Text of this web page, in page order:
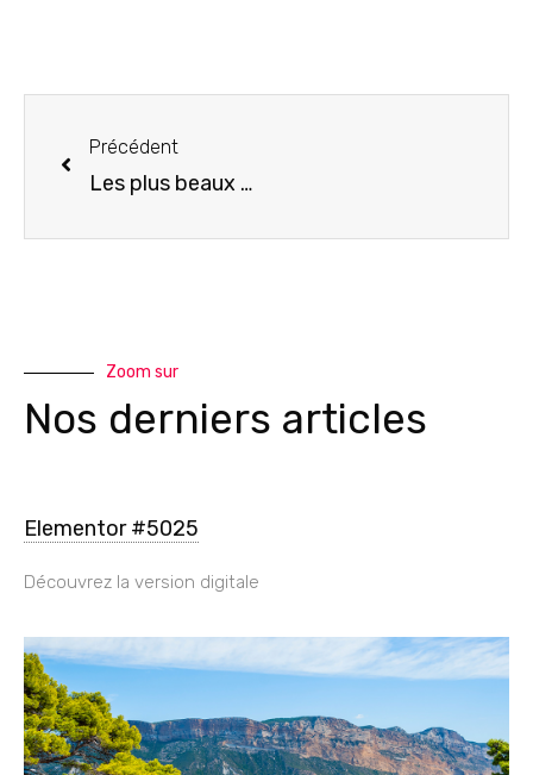
Précédent
Les plus beaux marchés de Noël en Alsace
Zoom sur
Nos derniers articles
Elementor #5025
Découvrez la version digitale